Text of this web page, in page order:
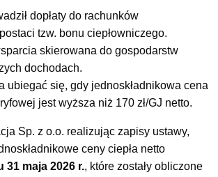
dopłaty do rachunków
tzw. bonu ciepłowniczego.
skierowana do gospodarstw
dochodach.
ubiegać się, gdy jednoskładnikowa cena
jest wyższa niż 170 zł/GJ netto.
Sp. z o.o. realizując zapisy ustawy,
ceny ciepła netto
31 maja 2026 r., które zostały obliczone